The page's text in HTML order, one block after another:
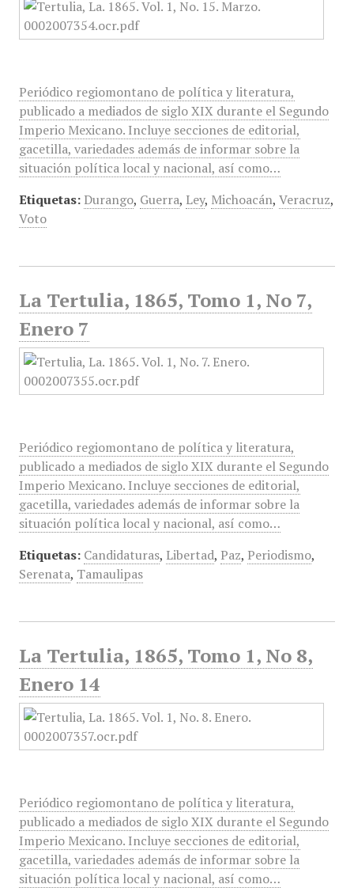
Periódico regiomontano de política y literatura,
publicado a mediados de siglo XIX durante el Segundo
Imperio Mexicano. Incluye secciones de editorial,
gacetilla, variedades además de informar sobre la
situación política local y nacional, así como…
Etiquetas: Durango, Guerra, Ley, Michoacán, Veracruz,
Voto
La Tertulia, 1865, Tomo 1, No 7,
Enero 7
Periódico regiomontano de política y literatura,
publicado a mediados de siglo XIX durante el Segundo
Imperio Mexicano. Incluye secciones de editorial,
gacetilla, variedades además de informar sobre la
situación política local y nacional, así como…
Etiquetas: Candidaturas, Libertad, Paz, Periodismo,
Serenata, Tamaulipas
La Tertulia, 1865, Tomo 1, No 8,
Enero 14
Periódico regiomontano de política y literatura,
publicado a mediados de siglo XIX durante el Segundo
Imperio Mexicano. Incluye secciones de editorial,
gacetilla, variedades además de informar sobre la
situación política local y nacional, así como…